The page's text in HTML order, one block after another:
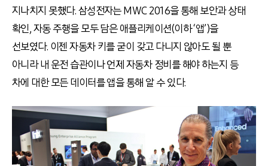
지나치지 못했다. 삼성전자는 MWC 2016을 통해 보안과 상태
확인, 자동 주행을 모두 담은 애플리케이션(이하 ‘앱’)을
선보였다. 이젠 자동차 키를 굳이 갖고 다니지 않아도 될 뿐
아니라 내 운전 습관이나 언제 자동차 정비를 해야 하는지 등
차에 대한 모든 데이터를 앱을 통해 알 수 있다.